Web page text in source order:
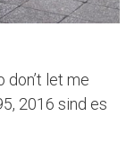
don’t let me
2016 sind es